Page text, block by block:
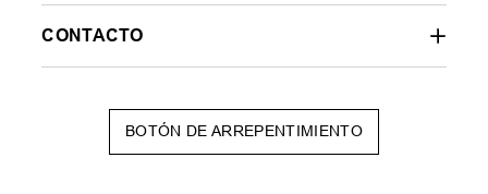
CONTACTO
BOTÓN DE ARREPENTIMIENTO